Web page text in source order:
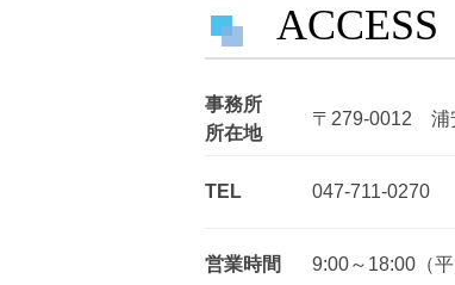
2023.09.04 お
2023.08.24 お
2023.08.23 お客
2023.08.07 お
ACCESS
事務所
所在地
〒279-0012 浦
TEL 047-711-0270
営業時間 9:00～18:00（